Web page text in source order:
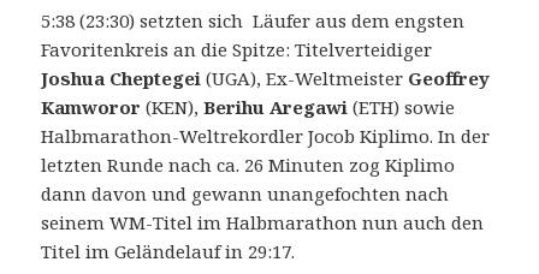
5:38 (23:30) setzten sich Läufer aus dem engsten
Favoritenkreis an die Spitze: Titelverteidiger
Joshua Cheptegei (UGA), Ex-Weltmeister Geoffrey
Kamworor (KEN),Berihu Aregawi (ETH) sowie
Halbmarathon-Weltrekordler Jocob Kiplimo. In der
letzten Runde nach ca. 26 Minuten zog Kiplimo
dann davon und gewann unangefochten nach
seinem WM-Titel im Halbmarathon nun auch den
Titel im Geländelauf in 29:17.